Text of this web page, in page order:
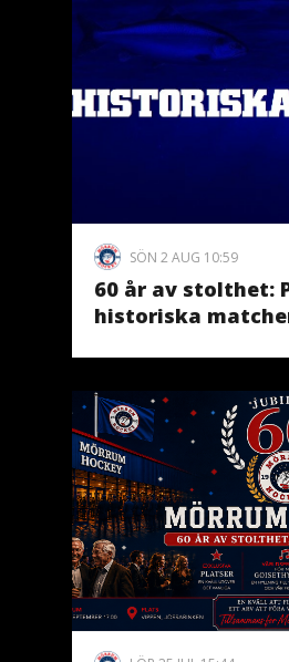
SÖN 2 AUG 10:59
60 år av stolthet:
historiska